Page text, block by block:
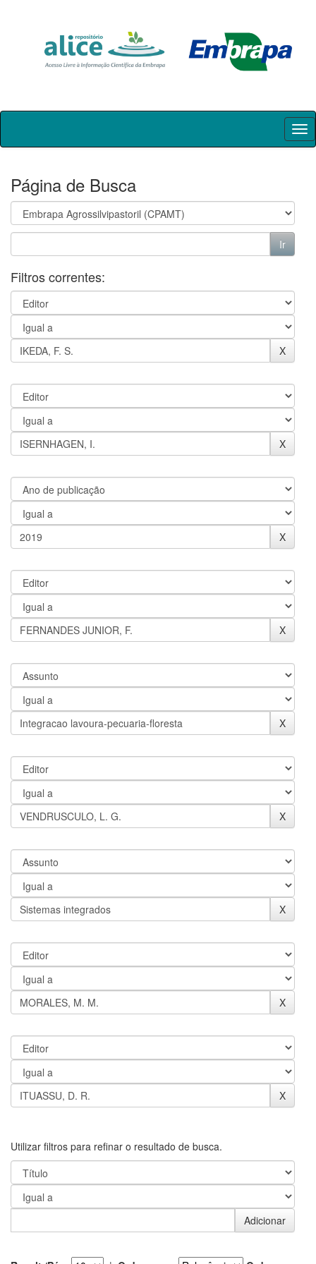
Skip
Página de Busca
Filtros correntes:
Utilizar filtros para refinar o resultado de busca.